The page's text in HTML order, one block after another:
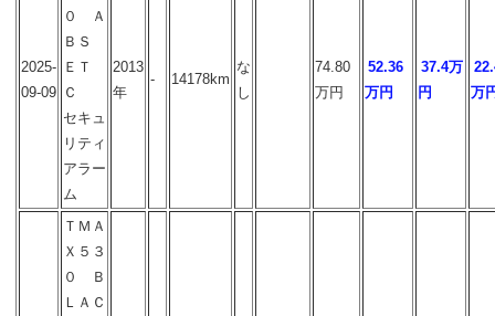
2025-
09-09
０ Ａ
ＢＳ
ＥＴ
Ｃ
セキュ
リティ
アラー
ム
2013
年
- 14178km
な
し
74.80
万円
52.36
万円
37.4万
円
万
ＴＭＡ
Ｘ５３
０ Ｂ
ＬＡＣ